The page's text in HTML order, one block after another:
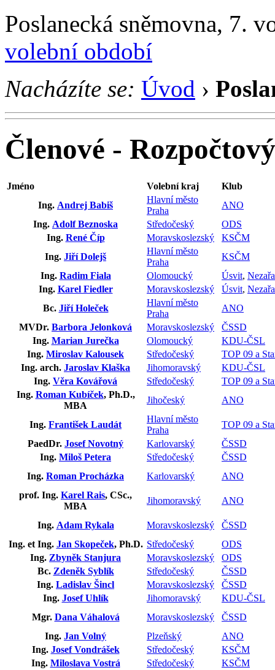
Poslanecká sněmovna, 7.
volební období
Nacházíte se: Úvod ›
Členové -
Jméno Volební kraj
Klub
Ing. Andrej Babiš
Hlavní město
Praha
ANO
Ing. Adolf Beznoska Středočeský
ODS
Ing. René Číp Moravskoslezský
KSČM
Ing. Jiří Dolejš
Hlavní město
Praha
KSČM
Ing. Radim Fiala Olomoucký Úsvit,
Ing. Karel Fiedler Moravskoslezský Úsvit,
Bc. Jiří Holeček
Hlavní město
Praha
ANO
MVDr. Barbora Jelonková Moravskoslezský
ČSSD
Ing. Marian Jurečka Olomoucký
KDU-ČSL
Ing. Miroslav Kalousek Středočeský
TOP 09 a
Ing. arch. Jaroslav Klaška Jihomoravský
KDU-ČSL
Ing. Věra Kovářová Středočeský
TOP 09 a
Ing. Roman Kubíček, Ph.D.,
MBA
Jihočeský ANO
Ing. František Laudát
Hlavní město
Praha
TOP 09 a
PaedDr. Josef Novotný Karlovarský
ČSSD
Ing. Miloš Petera Středočeský
ČSSD
Ing. Roman Procházka Karlovarský
ANO
prof. Ing. Karel Rais, CSc.,
MBA
Jihomoravský ANO
Ing. Adam Rykala Moravskoslezský
ČSSD
Ing. et Ing. Jan Skopeček, Ph.D. Středočeský
ODS
Ing. Zbyněk Stanjura Moravskoslezský
ODS
Bc. Zdeněk Syblík Středočeský
ČSSD
Ing. Ladislav Šincl Moravskoslezský
ČSSD
Ing. Josef Uhlík Jihomoravský
KDU-ČSL
Mgr. Dana Váhalová Moravskoslezský
ČSSD
Ing. Jan Volný Plzeňský
ANO
Ing. Josef Vondrášek Středočeský
KSČM
Ing. Miloslava Vostrá Středočeský
KSČM